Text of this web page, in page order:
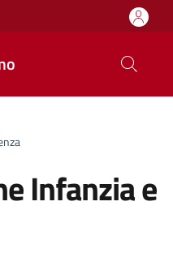
Infanzia e